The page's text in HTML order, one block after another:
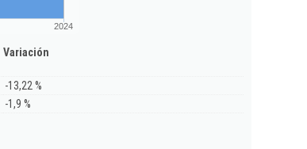
2024
Variación
-13,22 %
-1,9 %